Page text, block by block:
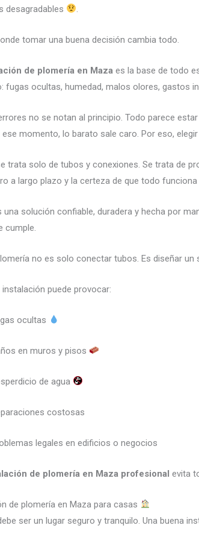
desagradables
tomar una buena decisión cambia todo.
de plomería en Maza es la base de todo
fugas ocultas, humedad, malos olores, gastos
no se notan al principio. Todo parece
ese momento, lo barato sale caro. Por eso, elegir
trata solo de tubos y conexiones. Se trata de
a largo plazo y la certeza de que todo
una solución confiable, duradera y hecha por
cumple.
no es solo conectar tubos. Es diseñar un
instalación puede provocar:
ocultas
en muros y pisos
de agua
costosas
legales en edificios o negocios
de plomería en Maza profesional evita
de plomería en Maza para casas
ser un lugar seguro y tranquilo. Una buena